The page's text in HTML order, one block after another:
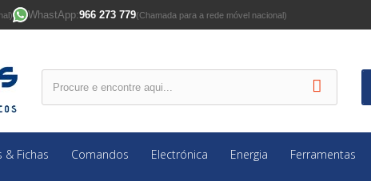
WhastApp:966 273 779(Chamada para a rede móvel nacional)
& Fichas Comandos Electrónica Energia Ferramentas